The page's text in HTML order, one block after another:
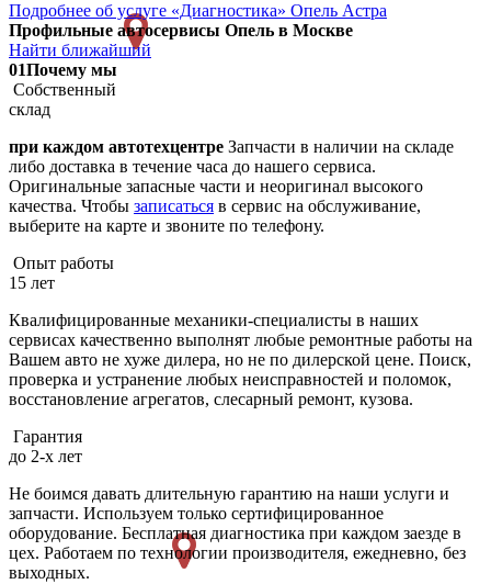
Подробнее об услуге «Диагностика» Опель Астра
Профильные автосервисы Опель в Москве
Найти ближайший
01Почему мы
Собственный
склад
при каждом автотехцентре Запчасти в наличии на складе
либо доставка в течение часа до нашего сервиса.
Оригинальные запасные части и неоригинал высокого
качества. Чтобы записаться в сервис на обслуживание,
выберите на карте и звоните по телефону.
Опыт работы
15 лет
Квалифицированные механики-специалисты в наших
сервисах качественно выполнят любые ремонтные работы на
Вашем авто не хуже дилера, но не по дилерской цене. Поиск,
проверка и устранение любых неисправностей и поломок,
восстановление агрегатов, слесарный ремонт, кузова.
Гарантия
до 2-х лет
Не боимся давать длительную гарантию на наши услуги и
запчасти. Используем только сертифицированное
оборудование. Бесплатная диагностика при каждом заезде в
цех. Работаем по технологии производителя, ежедневно, без
выходных.